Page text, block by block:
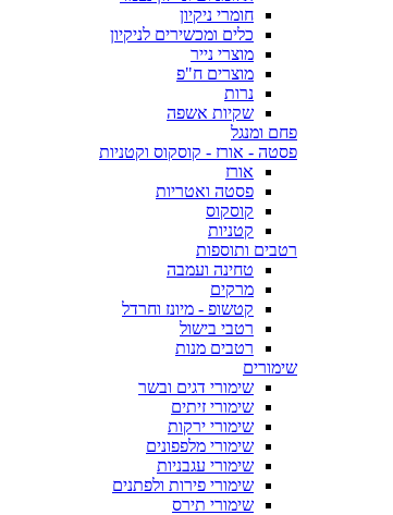
חומרי ניקיון
כלים ומכשירים לניקיון
מוצרי נייר
מוצרים ח"פ
נרות
שקיות אשפה
פחם ומנגל
פסטה - אורז - קוסקוס וקטניות
אורז
פסטה ואטריות
קוסקוס
קטניות
רטבים ותוספות
טחינה ועמבה
מרקים
קטשופ - מיונז וחרדל
רטבי בישול
רטבים מנות
שימורים
שימורי דגים ובשר
שימורי זיתים
שימורי ירקות
שימורי מלפפונים
שימורי עגבניות
שימורי פירות ולפתנים
שימורי תירס